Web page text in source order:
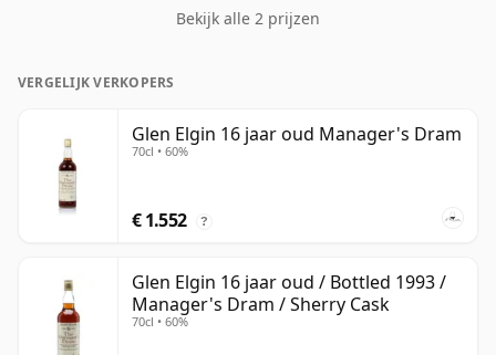
Bekijk alle 2 prijzen
VERGELIJK VERKOPERS
Glen Elgin 16 jaar oud Manager's Dram
70cl • 60%
€ 1.552 ?
Glen Elgin 16 jaar oud / Bottled 1993 /
Manager's Dram / Sherry Cask
70cl • 60%